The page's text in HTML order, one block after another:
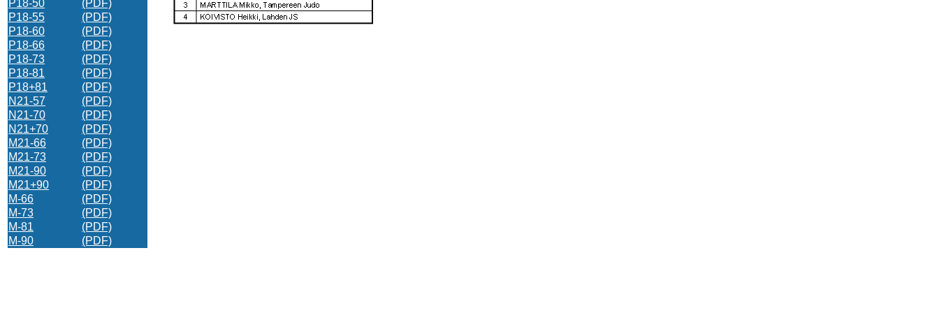
P18-50
(PDF)
P18-55
(PDF)
P18-60
(PDF)
P18-66
(PDF)
P18-73
(PDF)
P18-81
(PDF)
P18+81
(PDF)
N21-57
(PDF)
N21-70
(PDF)
N21+70
(PDF)
M21-66
(PDF)
M21-73
(PDF)
M21-90
(PDF)
M21+90
(PDF)
M-66
(PDF)
M-73
(PDF)
M-81
(PDF)
M-90
(PDF)